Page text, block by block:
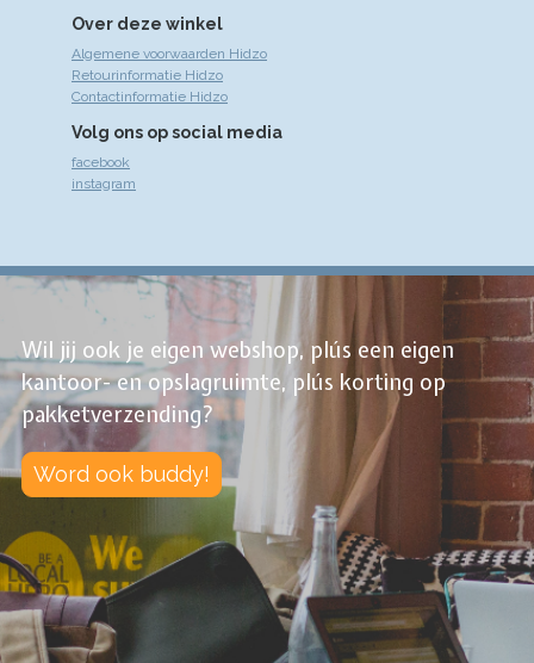
Over deze winkel
Algemene voorwaarden Hidzo
Retourinformatie Hidzo
Contactinformatie Hidzo
Volg ons op social media
facebook
instagram
Wil jij ook je eigen webshop, plús een eigen
kantoor- en opslagruimte, plús korting op
pakketverzending?
Word ook buddy!